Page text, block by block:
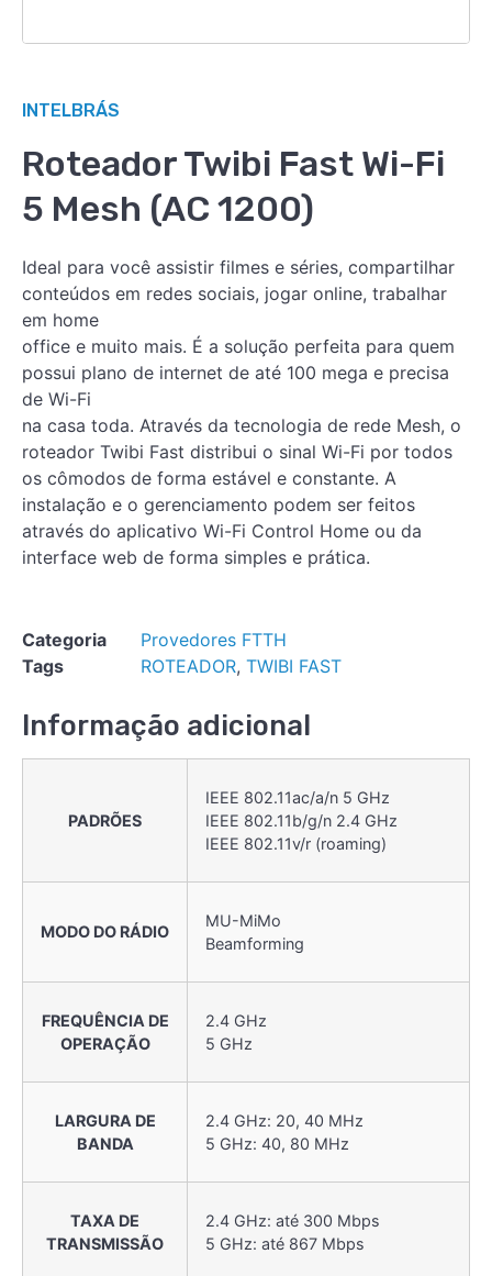
INTELBRÁS
Roteador Twibi Fast Wi-Fi
5 Mesh (AC 1200)
Ideal para você assistir filmes e séries, compartilhar
conteúdos em redes sociais, jogar online, trabalhar
em home
office e muito mais. É a solução perfeita para quem
possui plano de internet de até 100 mega e precisa
de Wi-Fi
na casa toda. Através da tecnologia de rede Mesh, o
roteador Twibi Fast distribui o sinal Wi-Fi por todos
os cômodos de forma estável e constante. A
instalação e o gerenciamento podem ser feitos
através do aplicativo Wi-Fi Control Home ou da
interface web de forma simples e prática.
Categoria
Provedores FTTH
Tags
ROTEADOR, TWIBI FAST
Informação adicional
PADRÕES
IEEE 802.11ac/a/n 5 GHz
IEEE 802.11b/g/n 2.4 GHz
IEEE 802.11v/r (roaming)
MODO DO RÁDIO
MU-MiMo
Beamforming
FREQUÊNCIA DE
OPERAÇÃO
2.4 GHz
5 GHz
LARGURA DE
BANDA
2.4 GHz: 20, 40 MHz
5 GHz: 40, 80 MHz
TAXA DE
TRANSMISSÃO
2.4 GHz: até 300 Mbps
5 GHz: até 867 Mbps